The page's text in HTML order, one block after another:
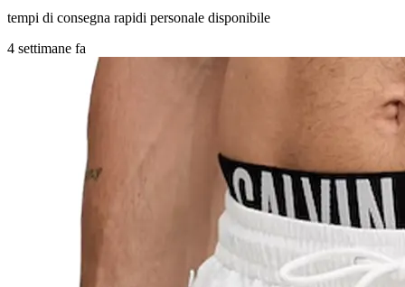
tempi di consegna rapidi personale disponibile
4 settimane fa